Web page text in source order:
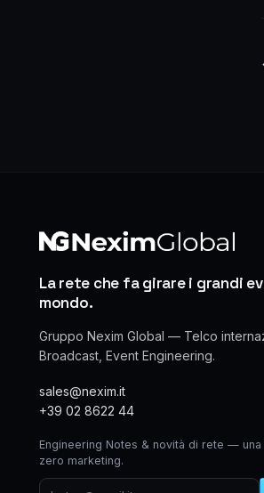
La rete che fa girare i grandi
mondo.
Gruppo Nexim Global — Telco
Broadcast, Event Engineering.
sales@nexim.it
+39 02 8622 44
Engineering Notes & novità di rete — una
zero marketing.